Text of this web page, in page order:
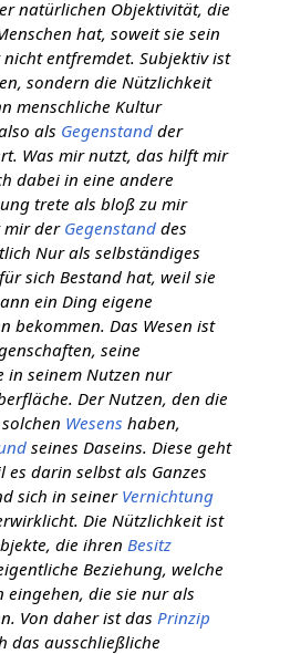
natürlichen Objektivität, die
hat, soweit sie sein
entfremdet. Subjektiv ist
sondern die Nützlichkeit
menschliche Kultur
als Gegenstandder
Was mir nutzt, das hilft mir
dabei in eine andere
trete als bloß zu mir
mir der Gegenstanddes
Nur als selbständiges
sich Bestand hat, weil sie
ein Ding eigene
bekommen. Das Wesen ist
seine
in seinem Nutzen nur
Der Nutzen, den die
Wesens haben,
seines Daseins. Diese geht
es darin selbst als Ganzes
sich in seiner Vernichtung
Die Nützlichkeit ist
die ihren Besitz
Beziehung, welche
eingehen, die sie nur als
Von daher ist das Prinzip
das ausschließliche